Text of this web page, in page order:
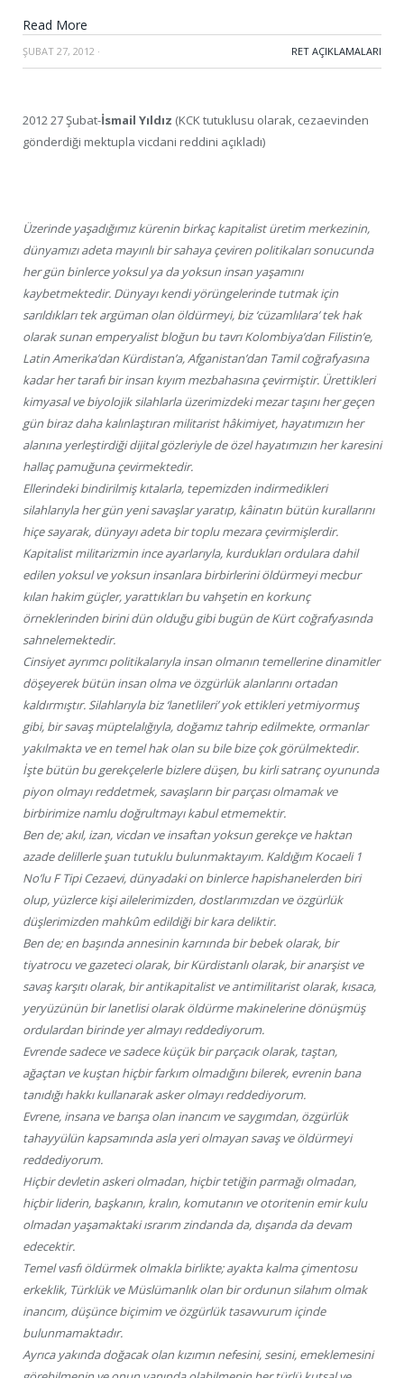
Read More
ŞUBAT 27, 2012 · RET AÇIKLAMALARI
2012 27 Şubat-İsmail Yıldız (KCK tutuklusu olarak, cezaevinden
gönderdiği mektupla vicdani reddini açıkladı)
Üzerinde yaşadığımız kürenin birkaç kapitalist üretim merkezinin,
dünyamızı adeta mayınlı bir sahaya çeviren politikaları sonucunda
her gün binlerce yoksul ya da yoksun insan yaşamını
kaybetmektedir. Dünyayı kendi yörüngelerinde tutmak için
sarıldıkları tek argüman olan öldürmeyi, biz ‘cüzamlılara’ tek hak
olarak sunan emperyalist bloğun bu tavrı Kolombiya’dan Filistin’e,
Latin Amerika’dan Kürdistan’a, Afganistan’dan Tamil coğrafyasına
kadar her tarafı bir insan kıyım mezbahasına çevirmiştir. Ürettikleri
kimyasal ve biyolojik silahlarla üzerimizdeki mezar taşını her geçen
gün biraz daha kalınlaştıran militarist hâkimiyet, hayatımızın her
alanına yerleştirdiği dijital gözleriyle de özel hayatımızın her karesini
hallaç pamuğuna çevirmektedir.
Ellerindeki bindirilmiş kıtalarla, tepemizden indirmedikleri
silahlarıyla her gün yeni savaşlar yaratıp, kâinatın bütün kurallarını
hiçe sayarak, dünyayı adeta bir toplu mezara çevirmişlerdir.
Kapitalist militarizmin ince ayarlarıyla, kurdukları ordulara dahil
edilen yoksul ve yoksun insanlara birbirlerini öldürmeyi mecbur
kılan hakim güçler, yarattıkları bu vahşetin en korkunç
örneklerinden birini dün olduğu gibi bugün de Kürt coğrafyasında
sahnelemektedir.
Cinsiyet ayrımcı politikalarıyla insan olmanın temellerine dinamitler
döşeyerek bütün insan olma ve özgürlük alanlarını ortadan
kaldırmıştır. Silahlarıyla biz ‘lanetlileri’ yok ettikleri yetmiyormuş
gibi, bir savaş müptelalığıyla, doğamız tahrip edilmekte, ormanlar
yakılmakta ve en temel hak olan su bile bize çok görülmektedir.
İşte bütün bu gerekçelerle bizlere düşen, bu kirli satranç oyununda
piyon olmayı reddetmek, savaşların bir parçası olmamak ve
birbirimize namlu doğrultmayı kabul etmemektir.
Ben de; akıl, izan, vicdan ve insaftan yoksun gerekçe ve haktan
azade delillerle şuan tutuklu bulunmaktayım. Kaldığım Kocaeli 1
No’lu F Tipi Cezaevi, dünyadaki on binlerce hapishanelerden biri
olup, yüzlerce kişi ailelerimizden, dostlarımızdan ve özgürlük
düşlerimizden mahkûm edildiği bir kara deliktir.
Ben de; en başında annesinin karnında bir bebek olarak, bir
tiyatrocu ve gazeteci olarak, bir Kürdistanlı olarak, bir anarşist ve
savaş karşıtı olarak, bir antikapitalist ve antimilitarist olarak, kısaca,
yeryüzünün bir lanetlisi olarak öldürme makinelerine dönüşmüş
ordulardan birinde yer almayı reddediyorum.
Evrende sadece ve sadece küçük bir parçacık olarak, taştan,
ağaçtan ve kuştan hiçbir farkım olmadığını bilerek, evrenin bana
tanıdığı hakkı kullanarak asker olmayı reddediyorum.
Evrene, insana ve barışa olan inancım ve saygımdan, özgürlük
tahayyülün kapsamında asla yeri olmayan savaş ve öldürmeyi
reddediyorum.
Hiçbir devletin askeri olmadan, hiçbir tetiğin parmağı olmadan,
hiçbir liderin, başkanın, kralın, komutanın ve otoritenin emir kulu
olmadan yaşamaktaki ısrarım zindanda da, dışarıda da devam
edecektir.
Temel vasfı öldürmek olmakla birlikte; ayakta kalma çimentosu
erkeklik, Türklük ve Müslümanlık olan bir ordunun silahım olmak
inancım, düşünce biçimim ve özgürlük tasavvurum içinde
bulunmamaktadır.
Ayrıca yakında doğacak olan kızımın nefesini, sesini, emeklemesini